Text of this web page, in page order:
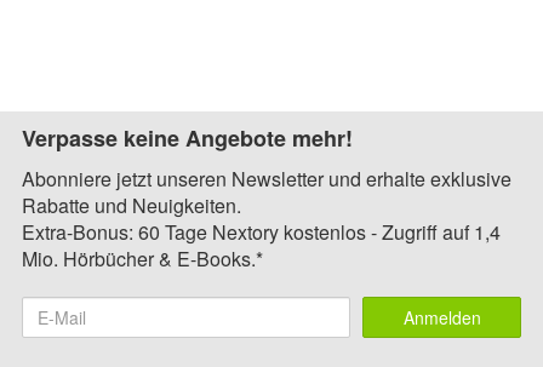
Verpasse keine Angebote mehr!
Abonniere jetzt unseren Newsletter und erhalte exklusive
Rabatte und Neuigkeiten.
Extra-Bonus: 60 Tage Nextory kostenlos - Zugriff auf 1,4
Mio. Hörbücher & E-Books.*
Anmelden